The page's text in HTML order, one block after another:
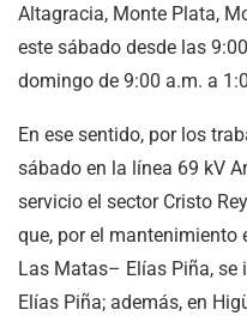
Altagracia, Monte Plata,
este sábado desde las
domingo de 9:00 a.m. a
En ese sentido, por los
sábado en la línea 69 kV
servicio el sector Cristo
que, por el mantenimiento
Las Matas– Elías Piña, se
Elías Piña; además, en